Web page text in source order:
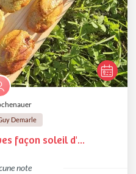
Demarle
façon soleil d'...
note